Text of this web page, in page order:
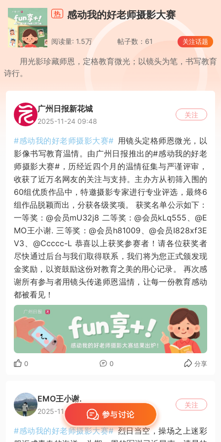
热 感动我的好老师摄影大赛
阅读量: 1.5万 帖子数：61 关注话题
用光影珍藏师恩，定格教育微光；以镜头为笔，书写教育
诗行。
广州日报新花城
2025-11-24 09:48
关注
#感动我的好老师摄影大赛# 用镜头定格师恩微光，以
影像书写教育温情。由广州日报推出的#感动我的好老
师摄影大赛#，历经近四个月的温情征集与严谨评审，
收获了近万名网友的关注与支持。主办方从初筛入围的
60组优质作品中，特邀摄影专家进行专业评选，最终6
组作品脱颖而出，分获各级奖项。 获奖名单公示如下：
一等奖：@会员mU32j8 二等奖：@会员kLq555、@E
MO王小谢. 三等奖：@会员h81009、@会员I828xf3E
V3、@Ccccc-L 恭喜以上获奖参赛者！请各位获奖者
尽快通过后台与我们取得联系，我们将为您正式颁发现
金奖励，以资鼓励这份对教育之美的用心记录。 再次感
谢所有参与者用镜头传递师恩温情，让每一份教育感动
都被看见！
0 0 分享
EMO王小谢.
2025-11-08 01:49
关注
#感动我的好老师摄影大赛# 烈日当空，操场之上迷彩